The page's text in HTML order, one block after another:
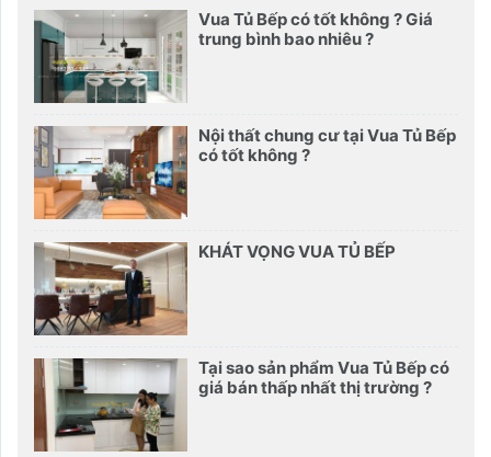
Vua Tủ Bếp có tốt không ? Giá
trung bình bao nhiêu ?
Nội thất chung cư tại Vua Tủ Bếp
có tốt không ?
KHÁT VỌNG VUA TỦ BẾP
Tại sao sản phẩm Vua Tủ Bếp có
giá bán thấp nhất thị trường ?